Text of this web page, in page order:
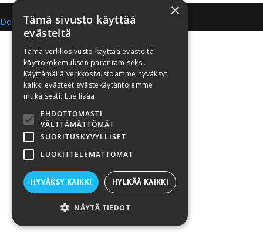
Doweb Oy
×
Tämä sivusto käyttää
evästeitä
Tämä verkkosivusto käyttää evästeitä
käyttökokemuksen parantamiseksi.
Käyttämällä verkkosivustoamme hyväksyt
kaikki evästeet evästekäytäntöjemme
mukaisesti. Lue lisää
EHDOTTOMASTI
VÄLTTÄMÄTTÖMÄT
SUORITUSKYVYLLISET
LUOKITTELEMATTOMAT
HYVÄKSY KAIKKI HYLKÄÄ KAIKKI
NÄYTÄ TIEDOT